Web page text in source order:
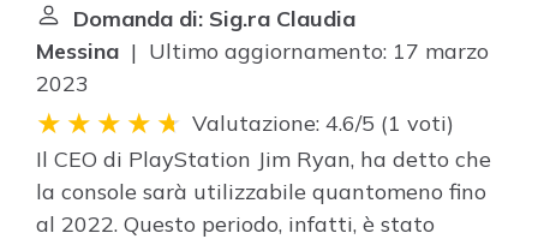
Domanda di: Sig.ra Claudia
Messina | Ultimo aggiornamento: 17 marzo
2023
Valutazione: 4.6/5 (1 voti)
Il CEO di PlayStation Jim Ryan, ha detto che
la console sarà utilizzabile quantomeno fino
al 2022. Questo periodo, infatti, è stato